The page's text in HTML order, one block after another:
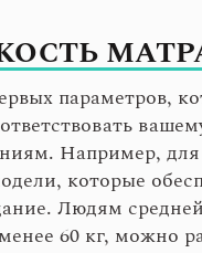
параметров,
Например,
которые
Людям
60 кг, можно